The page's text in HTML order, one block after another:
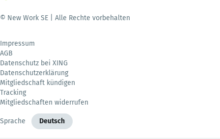
© New Work SE | Alle Rechte vorbehalten
Impressum
AGB
Datenschutz bei XING
Datenschutzerklärung
Mitgliedschaft kündigen
Tracking
Mitgliedschaften widerrufen
Sprache Deutsch